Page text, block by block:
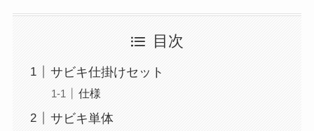
目次
サビキ仕掛けセット
仕様
サビキ単体